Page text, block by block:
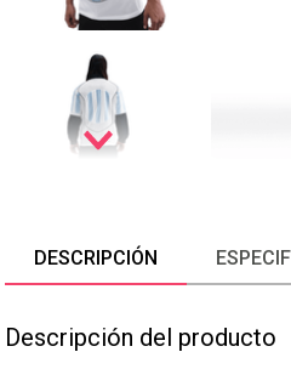
DESCRIPCIÓN
Descripción del producto